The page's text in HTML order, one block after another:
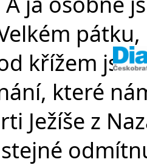
křížem
které
Ježíše z